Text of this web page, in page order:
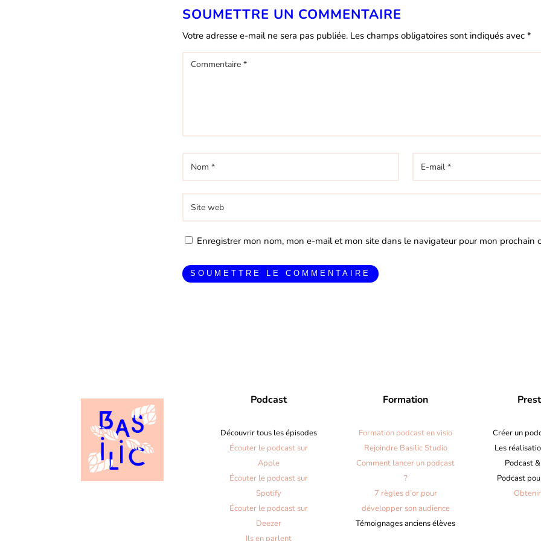
SOUMETTRE UN COMMENTAIRE
Votre adresse e-mail ne sera pas publiée. Les champs obligatoires sont indiqués avec*
Enregistrer mon nom, mon e-mail et mon site dans le navigateur pour mon prochain
SOUMETTRE LE COMMENTAIRE
Podcast
Découvrir tous les épisodes
Écouter le podcast sur
Apple
Écouter le podcast sur
Spotify
Écouter le podcast sur
Deezer
Ils en parlent
Formation
Formation podcast en visio
Rejoindre Basilic Studio
Comment lancer un podcast
?
7 règles d’or pour
développer son audience
Témoignages anciens élèves
Créer un
Les
Podcast
Podcast